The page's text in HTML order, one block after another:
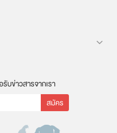
บข่าวสารจากเรา
สมัคร